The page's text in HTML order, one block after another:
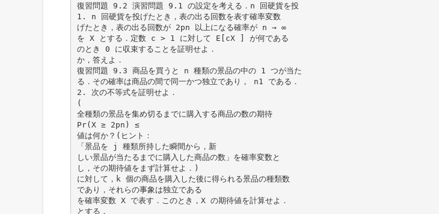
復習問題 9.2 演習問題 9.1 の設定を考える．n 回硬貨を投
1. n 回硬貨を投げたとき，表の出る回数を表す確率変数
げたとき，表の出る回数が 2pn 以上になる確率が n → ∞
を X とする．定数 c > 1 に対して E[cX ] が何である
のとき 0 に収束することを証明せよ．
か，答えよ．
復習問題 9.3 商品を買うと n 種類の景品の中の 1 つが当た
る．その確率は商品の間で同一かつ独立であり， n1 である．
2. 次の不等式を証明せよ．
(
全種類の景品を集め切るまでに購入する商品の数の期待
Pr(X ≥ 2pn) ≤
値は何か？(ヒント：
「景品を j 種類所持した瞬間から，新
しい景品が当たるまでに購入した商品の数」を確率変数と
し，その期待値をまず計算せよ．)
に対して，k 個の商品を購入した後に得られる景品の種類数
であり，それらの事象は独立である
を確率変数 X で表す．このとき，X の期待値を計算せよ．
とする．